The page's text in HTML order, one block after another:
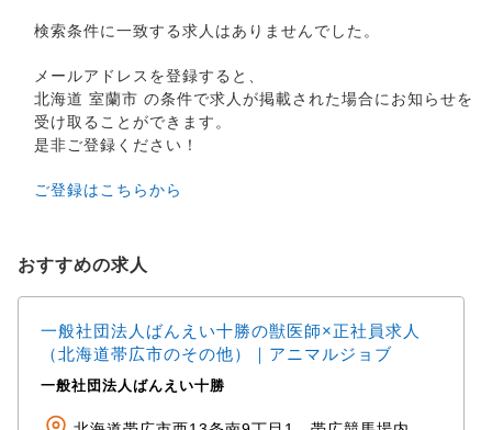
検索条件に一致する求人はありませんでした。
メールアドレスを登録すると、
北海道 室蘭市 の条件で求人が掲載された場合にお知らせを
受け取ることができます。
是非ご登録ください！
ご登録はこちらから
おすすめの求人
一般社団法人ばんえい十勝の獣医師×正社員求人
（北海道帯広市のその他）｜アニマルジョブ
一般社団法人ばんえい十勝